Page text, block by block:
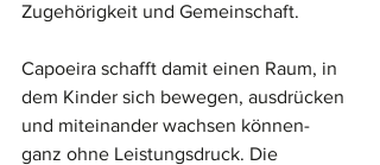
Zugehörigkeit und Gemeinschaft.
Capoeira schafft damit einen Raum, in
dem Kinder sich bewegen, ausdrücken
und miteinander wachsen können-
ganz ohne Leistungsdruck. Die